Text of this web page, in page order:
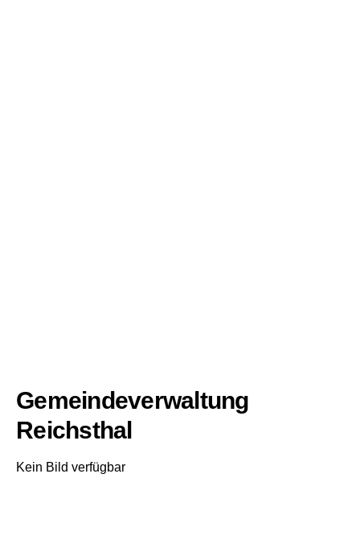
Gemeindeverwaltung
Reichsthal
Kein Bild verfügbar